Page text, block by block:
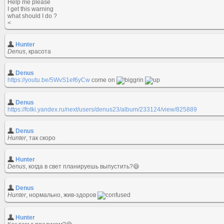
Help me please
I get this warning
what should I do ?
<
Hunter
Denus, красота
Denus
https://youtu.be/5WvS1ef6yCw come on
Denus
https://fotki.yandex.ru/next/users/denus23/album/233124/view/825889
Denus
Hunter, так скоро
Hunter
Denus, когда в свет планируешь выпустить?😄
Denus
Hunter, нормально, жив-здоров
Hunter